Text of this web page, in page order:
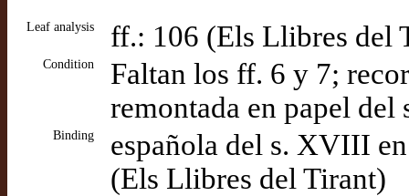
Leaf analysis ff.: 106 (Els Llibres del
Condition
Faltan los ff. 6 y 7;
remontada en papel
Binding
española del s. XVIII
(Els Llibres del Tirant)